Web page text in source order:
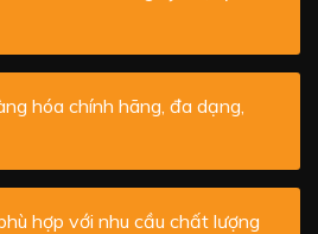
hóa chính hãng, đa dạng,
hợp với nhu cầu chất lượng